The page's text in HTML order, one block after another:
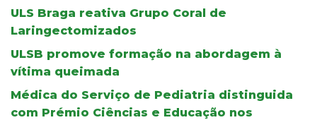
ULS Braga reativa Grupo Coral de
Laringectomizados
ULSB promove formação na abordagem à
vítima queimada
Médica do Serviço de Pediatria distinguida
com Prémio Ciências e Educação nos